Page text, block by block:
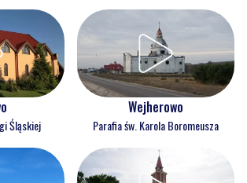
Śląskiej
Wejherowo
Parafia św. Karola Boromeusza